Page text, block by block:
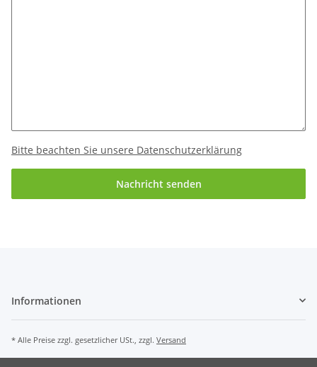
Bitte beachten Sie unsere Datenschutzerklärung
Nachricht senden
Informationen
* Alle Preise zzgl. gesetzlicher USt., zzgl. Versand